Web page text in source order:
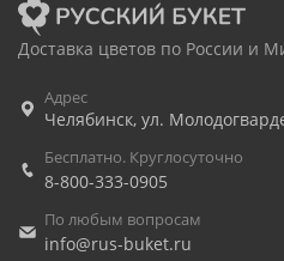
Доставка цветов по России и
Адрес
Челябинск, ул.
Бесплатно. Круглосуточно
8-800-333-0905
По любым вопросам
info@rus-buket.ru